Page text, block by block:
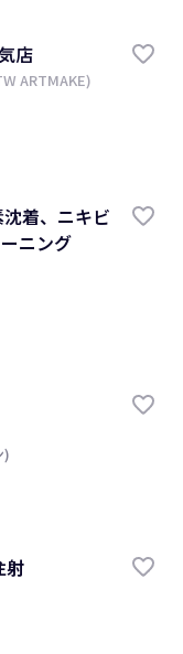
店
ARTMAKE)
着、ニキビ
ニング
)
射